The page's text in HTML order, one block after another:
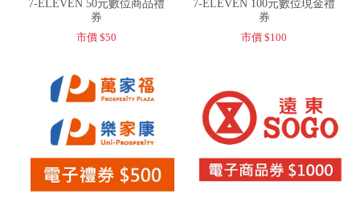
7-ELEVEN 50元數位商品禮
券
市價 $50
7-ELEVEN 100元數位現金禮
券
市價 $100